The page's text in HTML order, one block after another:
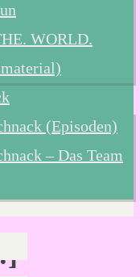
WORLD.
(Episoden)
– Das Team